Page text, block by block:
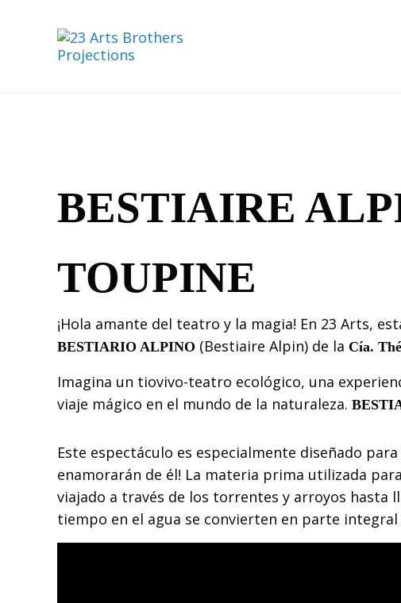
BESTIAIRE
TOUPINE
¡Hola amante del teatro y la magia! En 23 Arts,
BESTIARIO ALPINO (Bestiaire Alpin) de la Cía.
Imagina un tiovivo-teatro ecológico, una
viaje mágico en el mundo de la naturaleza.
Este espectáculo es especialmente diseñado
enamorarán de él! La materia prima utilizada
viajado a través de los torrentes y arroyos hasta
tiempo en el agua se convierten en parte integral